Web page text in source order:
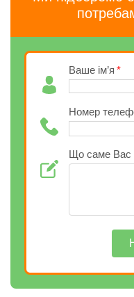
Ваше ім’я
Номер
Що саме Вас